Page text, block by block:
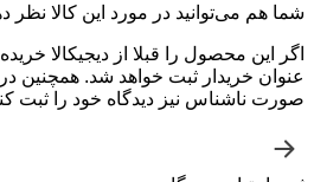
شما هم می‌توانید در مورد این کالا نظر
اگر این محصول را قبلا از دیجیکالا
عنوان خریدار ثبت خواهد شد. همچنین
صورت ناشناس نیز دیدگاه خود را ثبت